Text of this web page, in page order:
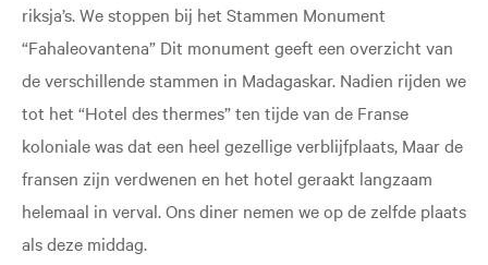
riksja’s. We stoppen bij het Stammen Monument
“Fahaleovantena” Dit monument geeft een overzicht van
de verschillende stammen in Madagaskar. Nadien rijden we
tot het “Hotel des thermes” ten tijde van de Franse
koloniale was dat een heel gezellige verblijfplaats, Maar de
fransen zijn verdwenen en het hotel geraakt langzaam
helemaal in verval. Ons diner nemen we op de zelfde plaats
als deze middag.